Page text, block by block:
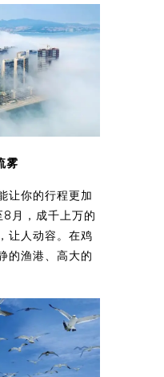
雾
让你的行程更加
月，成千上万的
让人动容。在鸡
的渔港、高大的